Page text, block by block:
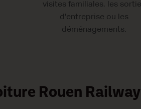
visites familiales, les
d'entreprise ou les
déménagements.
Rouen